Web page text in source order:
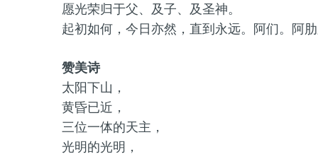
愿光荣归于父、及子、及圣神。
起初如何，今日亦然，直到永远。阿们。阿
赞美诗
太阳下山，
黄昏已近，
三位一体的天主，
光明的光明，